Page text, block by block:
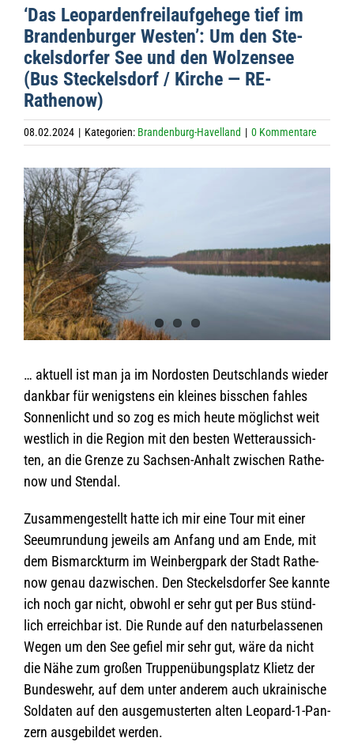
‘Das Leo­par­den­frei­lauf­ge­hege tief im
Bran­den­bur­ger Wes­ten’: Um den Ste­
ckels­dor­fer See und den Wol­zen­see
(Bus Ste­ckels­dorf / Kir­che — RE-
Rathenow)
08.02.2024 | Kategorien: Brandenburg-Havelland | 0 Kommentare
Zeige
grösseres
Bild
… aktu­ell ist man ja im Nord­os­ten Deutsch­lands wie­der
dank­bar für wenigs­tens ein klei­nes biss­chen fah­les
Son­nen­licht und so zog es mich heute mög­lichst weit
west­lich in die Region mit den bes­ten Wet­ter­aus­sich­
ten, an die Grenze zu Sach­sen-Anhalt zwi­schen Rathe­
now und Stendal.
Zusam­men­ge­stellt hatte ich mir eine Tour mit einer
See­um­run­dung jeweils am Anfang und am Ende, mit
dem Bis­marck­turm im Wein­berg­park der Stadt Rathe­
now genau dazwi­schen. Den Ste­ckels­dor­fer See kannte
ich noch gar nicht, obwohl er sehr gut per Bus stünd­
lich erreich­bar ist. Die Runde auf den natur­be­las­se­nen
Wegen um den See gefiel mir sehr gut, wäre da nicht
die Nähe zum gro­ßen Trup­pen­übungs­platz Klietz der
Bun­des­wehr, auf dem unter ande­rem auch ukrai­ni­sche
Sol­da­ten auf den aus­ge­mus­ter­ten alten Leo­pard-1-Pan­
zern aus­ge­bil­det werden.